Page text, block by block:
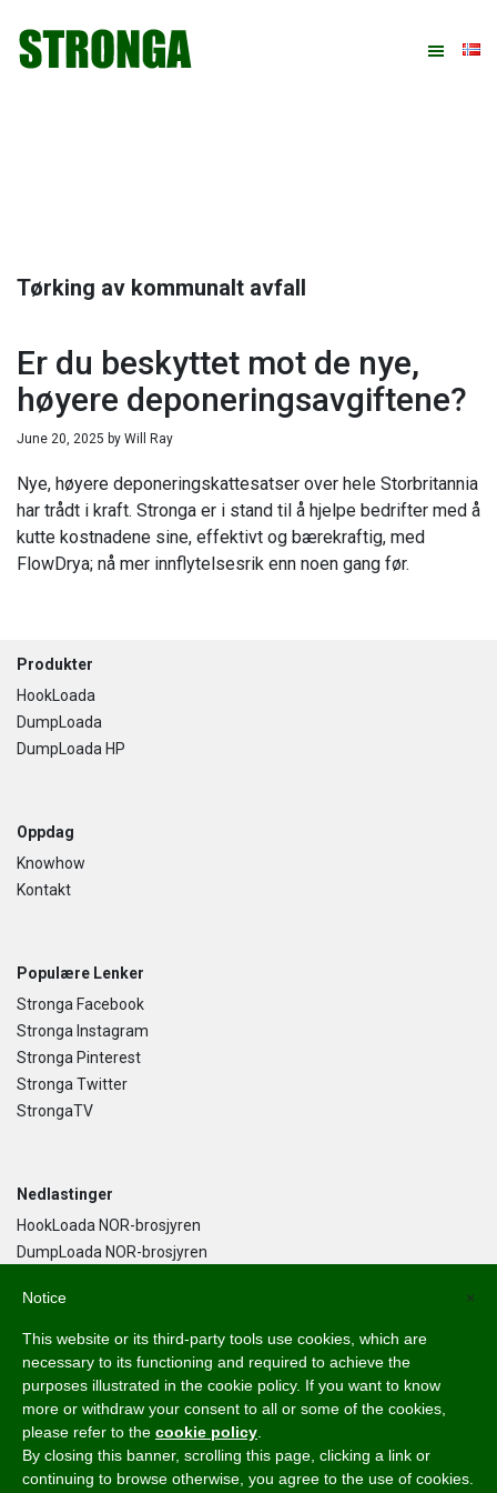
primær
hovedinnhold
primært
bunntekst
Tørking av kommunalt avfall
Er du beskyttet mot de nye,
høyere deponeringsavgiftene?
June 20, 2025 by Will Ray
Nye, høyere deponeringskattesatser over hele Storbritannia
har trådt i kraft. Stronga er i stand til å hjelpe bedrifter med å
kutte kostnadene sine, effektivt og bærekraftig, med
FlowDrya; nå mer innflytelsesrik enn noen gang før.
Footer
Produkter
HookLoada
DumpLoada
DumpLoada HP
Oppdag
Knowhow
Kontakt
Populære Lenker
Stronga Facebook
Stronga Instagram
Stronga Pinterest
Stronga Twitter
StrongaTV
Nedlastinger
HookLoada NOR-brosjyren
DumpLoada NOR-brosjyren
Norsk Bokmål
English
Svenska
Dansk
Norsk Bokmål
×
Notice
This website or its third-party tools use cookies, which are
necessary to its functioning and required to achieve the
purposes illustrated in the cookie policy. If you want to know
more or withdraw your consent to all or some of the cookies,
please refer to the cookie policy
By closing this banner, scrolling this page, clicking a link or
continuing to browse otherwise, you agree to the use of cookies.